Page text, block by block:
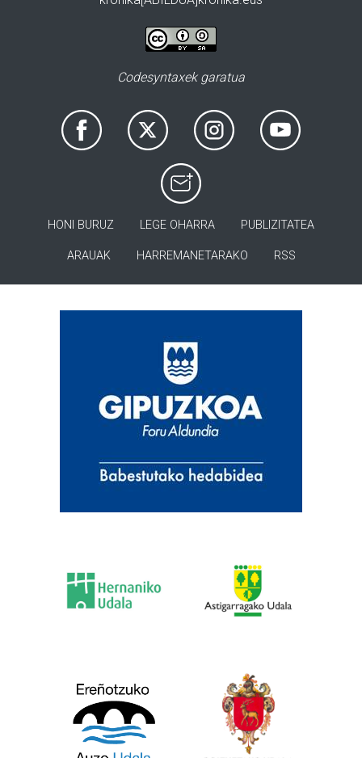
Codesyntaxek garatua
HONI BURUZ LEGE OHARRA PUBLIZITATEA
ARAUAK HARREMANETARAKO RSS